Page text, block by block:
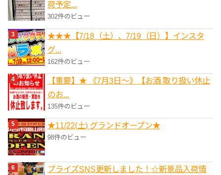
荷予定...
302件のビュー
★★★【7/18（土）、7/19（日）】インスタ
グ...
162件のビュー
【重要】★ 《7月3日～》【お酒 取り扱い休止
のお...
135件のビュー
★11/22(土) グランドオープン★
98件のビュー
プライズSNS更新しました！☆新景品入荷情